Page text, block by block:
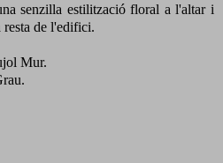
senzilla estilització floral a l'altar i
resta de l'edifici.
Mur.